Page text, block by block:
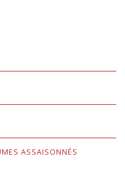
ASSAISONNÉS